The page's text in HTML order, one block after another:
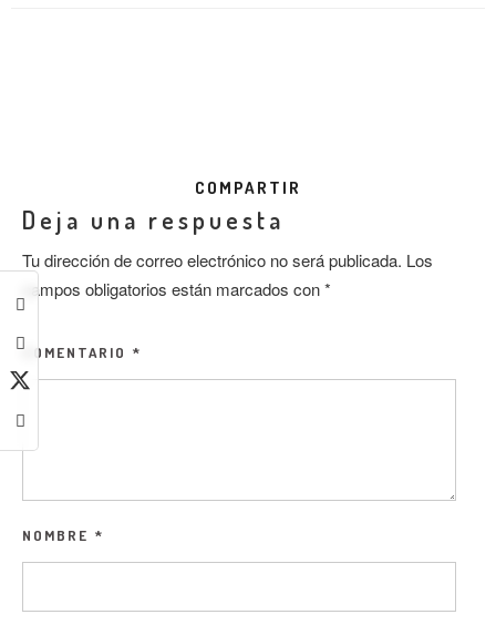
COMPARTIR
Deja una respuesta
Tu dirección de correo electrónico no será publicada. Los
campos obligatorios están marcados con*
COMENTARIO *
NOMBRE *